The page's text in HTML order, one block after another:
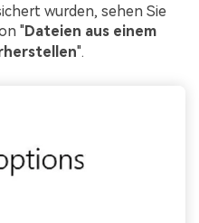
wurden, sehen Sie
"Dateien aus einem
".